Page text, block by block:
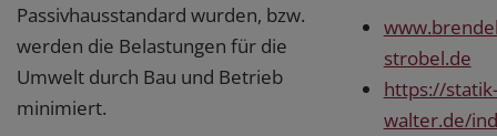
Passivhausstandard wurden, bzw.
werden die Belastungen für die
Umwelt durch Bau und Betrieb
minimiert.
strobel.de
https://statik-
walter.de/